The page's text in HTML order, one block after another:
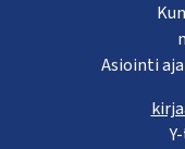
Asiointi